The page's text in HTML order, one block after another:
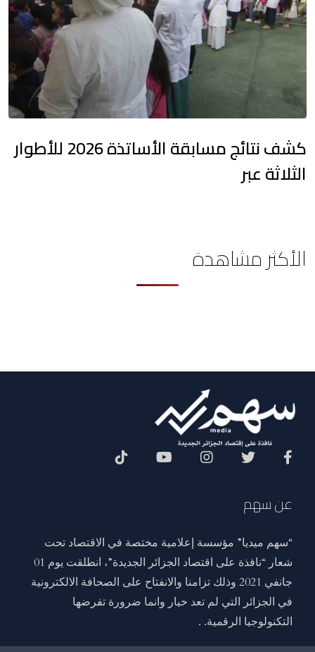
كشف نتائج مسابقة الأساتذة 2026 للأطوار
الثلاثة عبر
الأكثر مشاهدة
عن سهم
“سهم ميديا” مؤسسة إعلامية مختصة في الاقتصاد تحت
شعار “نافذة على اقتصاد الجزائر الجديدة”، انطلقت يوم 01
جانفي 2021 وذلك تزامنا والانفتاح على الصحافة الالكترونية
في الجزائر التي لم تعد خيار وانما ضرورة تفرضها
التكنولوجيا الرقمية. .